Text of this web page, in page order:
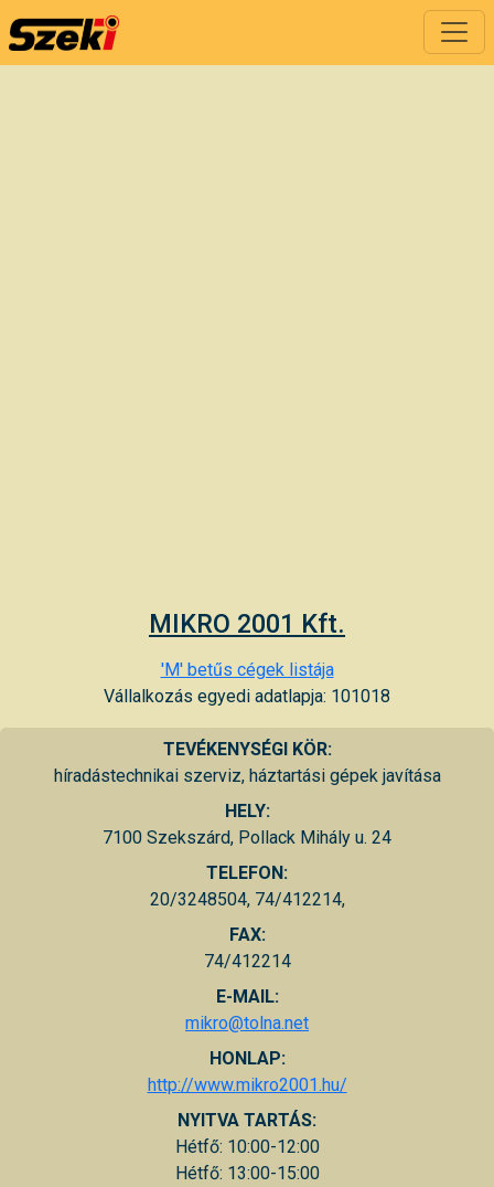
MIKRO 2001 Kft.
'M' betűs cégek listája
Vállalkozás egyedi adatlapja: 101018
TEVÉKENYSÉGI KÖR:
híradástechnikai szerviz, háztartási gépek javítása
HELY:
7100 Szekszárd, Pollack Mihály u. 24
TELEFON:
20/3248504, 74/412214,
FAX:
74/412214
E-MAIL:
mikro@tolna.net
HONLAP:
http://www.mikro2001.hu/
NYITVA TARTÁS:
Hétfő: 10:00-12:00
Hétfő: 13:00-15:00